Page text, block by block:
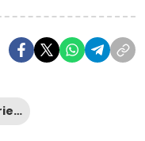
Reporter : Azriel/Aryanto